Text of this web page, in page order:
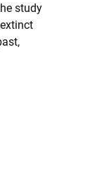
study